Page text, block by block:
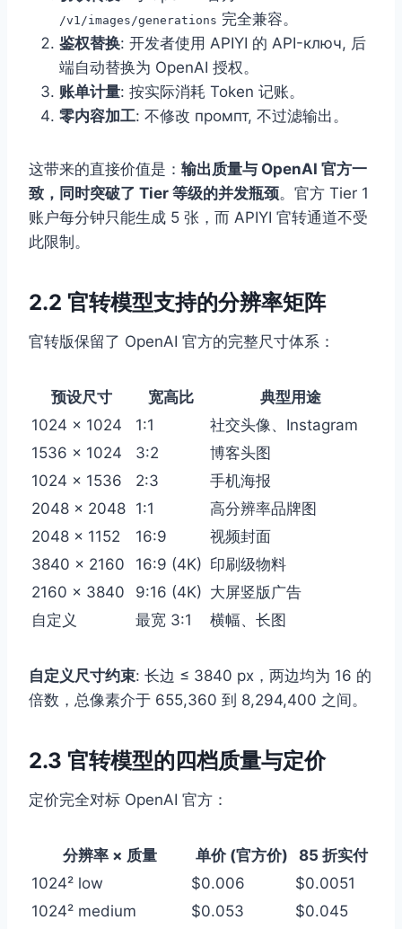
/v1/images/generations 完全兼容。
鉴权替换: 开发者使用 APIYI 的 API-ключ, 后
端自动替换为 OpenAI 授权。
账单计量: 按实际消耗 Token 记账。
零内容加工: 不修改 промпт, 不过滤输出。
这带来的直接价值是： 输出质量与 OpenAI 官方一
致，同时突破了 Tier 等级的并发瓶颈。官方 Tier 1
账户每分钟只能生成 5 张，而 APIYI 官转通道不受
此限制。
2.2 官转模型支持的分辨率矩阵
官转版保留了 OpenAI 官方的完整尺寸体系：
预设尺寸 宽高比
典型用途
1024 × 1024
1:1
社交头像、Instagram
1536 × 1024
3:2
博客头图
1024 × 1536
2:3
手机海报
2048 × 2048 1:1
高分辨率品牌图
2048 × 1152
16:9
视频封面
3840 × 2160
16:9 (4K) 印刷级物料
2160 × 3840
9:16 (4K) 大屏竖版广告
自定义
最宽 3:1 横幅、长图
自定义尺寸约束: 长边 ≤ 3840 px，两边均为 16 的
倍数，总像素介于 655,360 到 8,294,400 之间。
2.3 官转模型的四档质量与定价
定价完全对标 OpenAI 官方：
分辨率 × 质量 单价 (官方价)
85 折实付
1024² low
$0.006
$0.0051
1024² medium
$0.053
$0.045